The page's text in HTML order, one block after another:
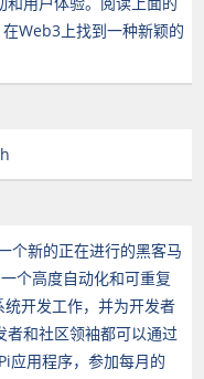
Web3上找到一种新颖的
个新的正在进行的黑客马
个高度自动化和可重复
开发工作，并为开发者
者和社区领袖都可以通过
应用程序，参加每月的